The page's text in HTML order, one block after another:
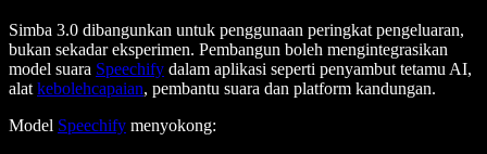
Simba 3.0 dibangunkan untuk penggunaan peringkat pengeluaran,
bukan sekadar eksperimen. Pembangun boleh mengintegrasikan
model suara Speechify dalam aplikasi seperti penyambut tetamu AI,
alat kebolehcapaian, pembantu suara dan platform kandungan.
Model Speechify menyokong: